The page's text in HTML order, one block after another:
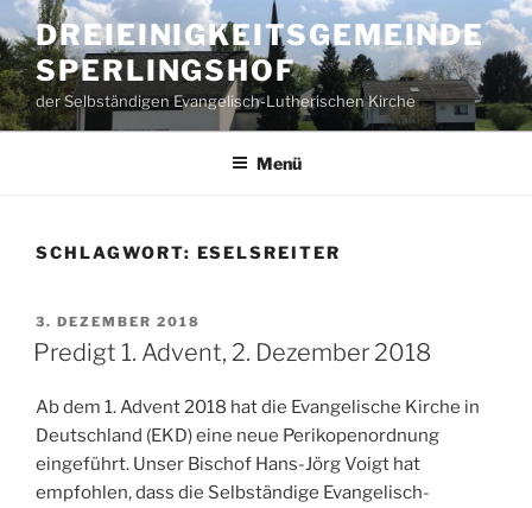
Zum
Inhalt
springen
DREIEINIGKEITSGEMEINDE
SPERLINGSHOF
der Selbständigen Evangelisch-Lutherischen Kirche
Menü
SCHLAGWORT: ESELSREITER
VERÖFFENTLICHT
AM
3. DEZEMBER 2018
Predigt 1. Advent, 2. Dezember 2018
Ab dem 1. Advent 2018 hat die Evangelische Kirche in
Deutschland (EKD) eine neue Perikopenordnung
eingeführt. Unser Bischof Hans-Jörg Voigt hat
empfohlen, dass die Selbständige Evangelisch-